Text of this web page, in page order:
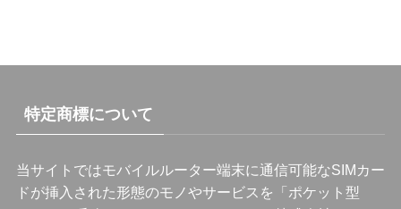
特定商標について
当サイトではモバイルルーター端末に通信可能なSIMカー
ドが挿入された形態のモノやサービスを「ポケット型